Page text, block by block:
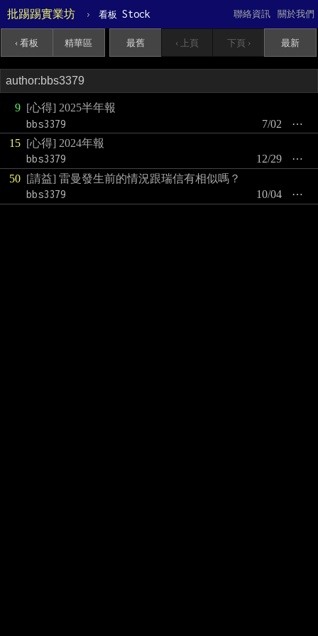
批踢踢實業坊 › 看板 Stock 關於我們
聯絡資訊
‹ 看板 精華區 最舊 ‹ 上頁 下頁 › 最新
9 [心得] 2025半年報
bbs3379
⋯
7/02
15 [心得] 2024年報
bbs3379
⋯
12/29
50 [請益] 雷曼發生前的情況跟瑞信有相似嗎？
bbs3379
⋯
10/04